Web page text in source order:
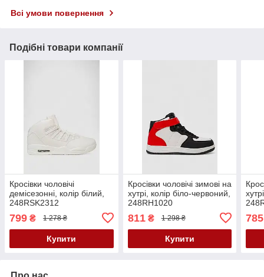
Всі умови повернення
Подібні товари компанії
Кросівки чоловічі
демісезонні, колір білий,
248RSK2312
799 ₴ 1 278 ₴
Купити
Кросівки чоловічі зимові на
хутрі, колір біло-червоний,
248RH1020
811₴ 1 298 ₴
Купити
785